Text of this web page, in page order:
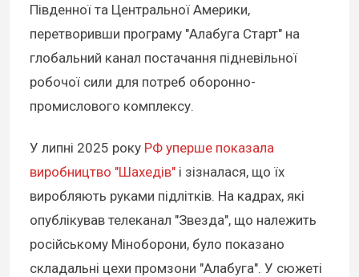
Південної та Центральної Америки,
перетворивши програму "Алабуга Старт" на
глобальний канал постачання підневільної
робочої сили для потреб оборонно-
промислового комплексу.
У липні 2025 року РФ уперше показала
виробництво "Шахедів" і зізналася, що їх
виробляють руками підлітків. На кадрах, які
опублікував телеканал "Звезда", що належить
російському Міноборони, було показано
складальні цехи промзони "Алабуга". У сюжеті